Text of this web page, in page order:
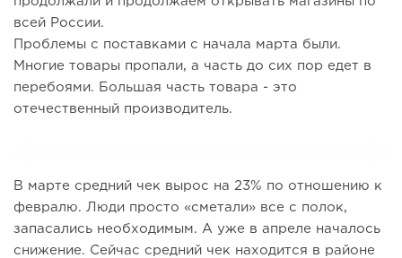
всей России.
Проблемы с поставками с начала марта были.
Многие товары пропали, а часть до сих пор едет в
перебоями. Большая часть товара - это
отечественный производитель.
В марте средний чек вырос на 23% по отношению к
февралю. Люди просто «сметали» все с полок,
запасались необходимым. А уже в апреле началось
снижение. Сейчас средний чек находится в районе